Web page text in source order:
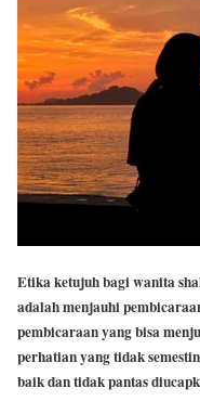
Etika ketujuh bagi wanita
adalah menjauhi
pembicaraan yang bisa
perhatian yang tidak
baik dan tidak pantas